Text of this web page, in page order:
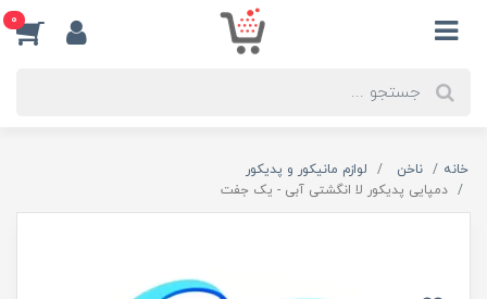
0
خانه ناخن
لوازم مانیکور و پدیکور
دمپایی پدیکور لا انگشتی آبی - یک جفت